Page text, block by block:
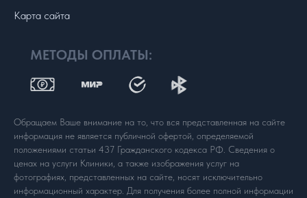
Карта сайта
МЕТОДЫ ОПЛАТЫ:
Обращаем Ваше внимание на то, что вся представленная на сайте
информация не является публичной офертой, определяемой
положениями статьи 437 Гражданского кодекса РФ. Сведения о
ценах на услуги Клиники, а также изображения услуг на
фотографиях, представленных на сайте, носят исключительно
информационный характер. Для получения более полной информации